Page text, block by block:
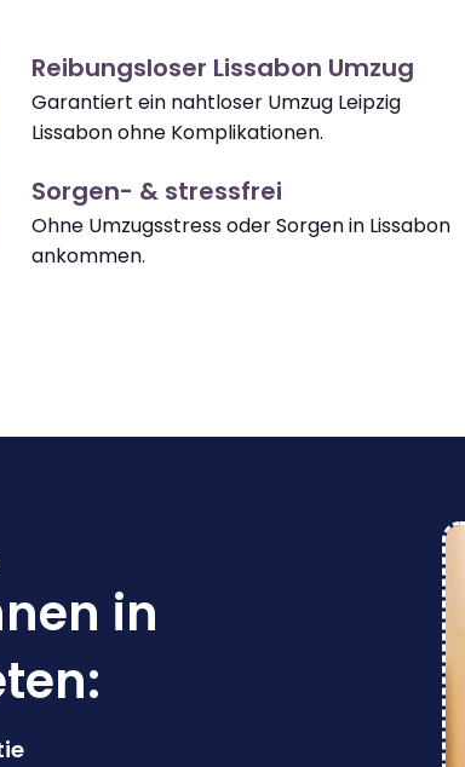
Reibungsloser Lissabon Umzug
Garantiert ein nahtloser Umzug Leipzig
Lissabon ohne Komplikationen.
Sorgen- & stressfrei
Ohne Umzugsstress oder Sorgen in Lissabon
ankommen.
in